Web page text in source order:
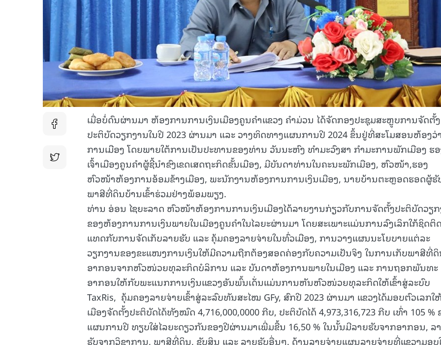
ເມື່ອບໍ່ດົນຜ່ານມາ ຫ້ອງການການເງິນເມືອງຄູນຄໍາແຂວງ ຄຳມ່ວນ ໄດ້ຈັດກອງປະຊຸມສະຫຼູບການຈັດຕັ້ງ
ປະຕິບັດວຽກງານໃນປີ 2023 ຜ່ານມາ ແລະ ວາງທິດທາງແຜນການປີ 2024 ຂຶ້ນຢູ່ທີ່ສະໂມສອນຫ້ອງວ່າ
ການເມືອງ ໂດຍພາຍໃຕ້ການເປັນປະທານຂອງທ່ານ ວັນນະຫົງ ທຳມະວົງສາ ກໍາມະການພັກເມືອງ ຮ
ເຈົ້າເມືອງຄູນຄໍາຜູ້ຊີ້ນຳຂົງເຂດເສດຖະກິດຂັ້ນເມືອງ, ມີບັນດາທ່ານໃນຄະນະພັກເມືອງ, ຫົວໜ້າ,ຮອງ
ຫົວໜ້າຫ້ອງການອ້ອມຂ້າງເມືອງ, ພະນັກງານຫ້ອງການການເງິນເມືອງ, ນາຍບ້ານຕະຫຼອດຮອດຜູ້ຮັ
ພາສີທີ່ດິນບ້ານເຂົ້າຮ່ວມຢ່າງພ້ອມພຽງ.
ທ່ານ ອ່ອນ ໄຊຍະລາດ ຫົວໜ້າຫ້ອງການການເງິນເມືອງໄດ້ລາຍງານກ່ຽວກັບການຈັດຕັ້ງປະຕິບັດວຽ
ຂອງຫ້ອງການການເງິນພາຍໃນເມືອງຄູນຄຳໃນໄລຍະຜ່ານມາ ໂດຍສະເພາະແມ່ນການລົງເລິກໃກ້ຊິດຕິດ
ແທດກັບການຈັດເກັບລາຍຮັບ ແລະ ຄຸ້ມຄອງລາຍຈ່າຍໃນທົ່ວເມືອງ, ການວາງແຜນນະໂຍບາຍແຕ່ລະ
ວຽກງານຂອງຂະແໜງການເງິນໃຫ້ມີຄວາມຖືກຕ້ອງສອດຄ່ອງກັບຄວາມເປັນຈິງ ໃນການເກັບພາສີທີ່
ອາກອນຈາກຫົວໜ່ວຍທຸລະກິດບໍລິການ ແລະ ບັນດາຫ້ອງການພາຍໃນເມືອງ ແລະ ການຖອກພັນທະ
ອາກອນໃຫ້ກັບພະແນກການເງິນແຂວງອັນພົ້ນເດັ່ນແມ່ນການຫັນຫົວໜ່ວຍທຸລະກິດໃຫ້ເຂົ້າສູ່ລະບົບ
TaxRis, ຄຸ້ມຄອງລາຍຈ່າຍເຂົ້າສູ່ລະລົບທັນສະໄໝ GFy, ສົກປີ 2023 ຜ່ານມາ ແຂວງໄດ້ມອບຕົວເລກໃ
ເມືອງຈັດຕັ້ງປະຕິບັດໄດ້ທັງໝົດ 4,716,000,0000 ກີບ, ປະຕິບັດໄດ້ 4,973,316,723 ກີບ ເທົ່າ 105 %
ແຜນການປີ ທຽບໃສ່ໄລຍະດຽວກັນຂອງປີຜ່ານມາເພີ່ມຂື້ນ 16,50 % ໃນນັ້ນມີລາຍຮັບຈາກອາກອນ, ລ
ຮັບຈາກວິຊາການ, ພາສີທີ່ດິນ, ຊັບສິນ ແລະ ລາຍຮັບອື່ນໆ. ດ້ານລາຍຈ່າຍແຜນລາຍຈ່າຍທີ່ແຂວງມອບ
15.040(07-08-